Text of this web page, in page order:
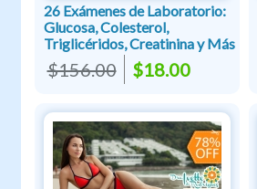
26 Exámenes de Laboratorio:
Glucosa, Colesterol,
Triglicéridos, Creatinina y Más
$156.00 $18.00